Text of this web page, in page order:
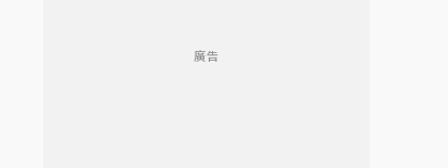
廣告